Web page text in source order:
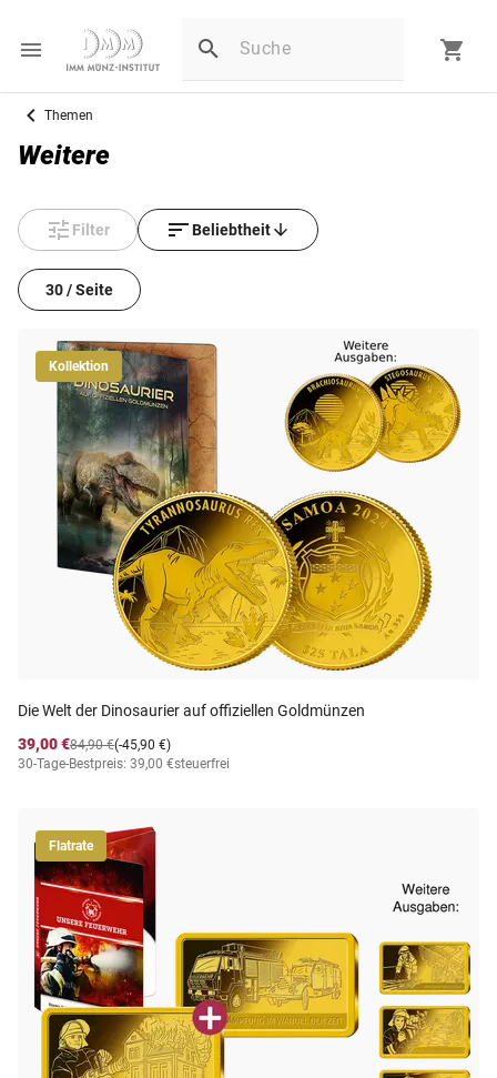
Themen
Weitere
Filter Beliebtheit
30 / Seite
Kollektion
Die Welt der Dinosaurier auf offiziellen Goldmünzen
39,00 €
(-45,90 €)
84,90 €
30-Tage-Bestpreis: 39,00 €steuerfrei
Flatrate